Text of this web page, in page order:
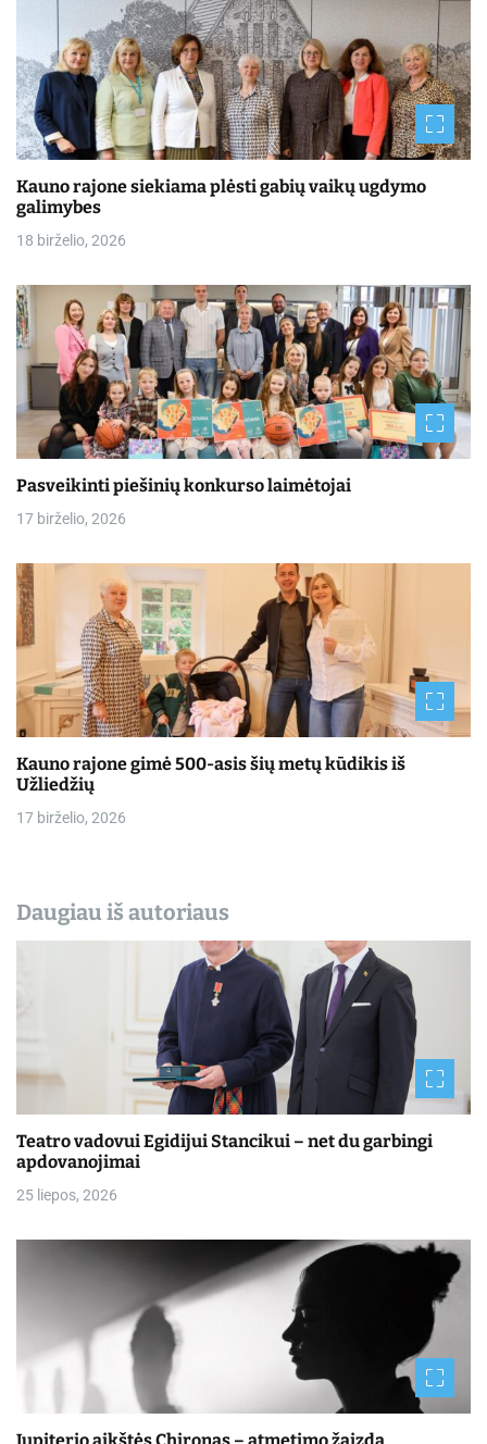
Kauno rajone siekiama plėsti gabių vaikų ugdymo
galimybes
18 birželio, 2026
Pasveikinti piešinių konkurso laimėtojai
17 birželio, 2026
Kauno rajone gimė 500-asis šių metų kūdikis iš
Užliedžių
17 birželio, 2026
Daugiau iš autoriaus
Teatro vadovui Egidijui Stancikui – net du garbingi
apdovanojimai
25 liepos, 2026